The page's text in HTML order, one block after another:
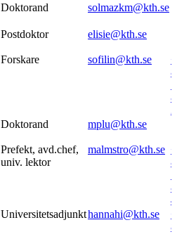
Doktorand solmazkm@kth.se
Postdoktor elisie@kth.se
Forskare sofilin@kth.se
8
Doktorand mplu@kth.se
Prefekt, avd.chef,
univ. lektor
malmstro@kth.se
8
Universitetsadjunkthannahi@kth.se
8